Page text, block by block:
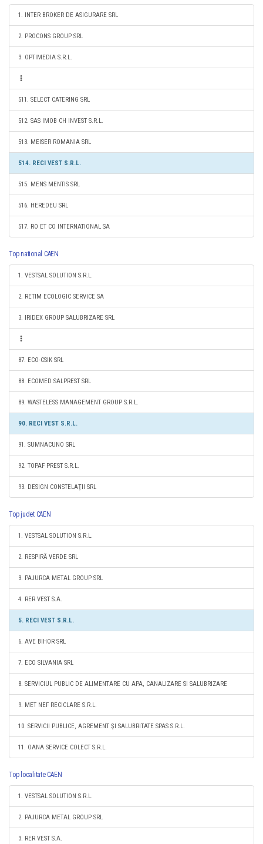
1. INTER BROKER DE ASIGURARE SRL
2. PROCONS GROUP SRL
3. OPTIMEDIA S.R.L.
511. SELECT CATERING SRL
512. SAS IMOB CH INVEST S.R.L.
513. MEISER ROMANIA SRL
514. RECI VEST S.R.L.
515. MENS MENTIS SRL
516. HEREDEU SRL
517. RO ET CO INTERNATIONAL SA
Top national CAEN
1. VESTSAL SOLUTION S.R.L.
2. RETIM ECOLOGIC SERVICE SA
3. IRIDEX GROUP SALUBRIZARE SRL
87. ECO-CSIK SRL
88. ECOMED SALPREST SRL
89. WASTELESS MANAGEMENT GROUP S.R.L.
90. RECI VEST S.R.L.
91. SUMNACUNO SRL
92. TOPAF PREST S.R.L.
93. DESIGN CONSTELAŢII SRL
Top judet CAEN
1. VESTSAL SOLUTION S.R.L.
2. RESPIRĂ VERDE SRL
3. PAJURCA METAL GROUP SRL
4. RER VEST S.A.
5. RECI VEST S.R.L.
6. AVE BIHOR SRL
7. ECO SILVANIA SRL
8. SERVICIUL PUBLIC DE ALIMENTARE CU APA, CANALIZARE SI SALUBRIZARE
9. MET NEF RECICLARE S.R.L.
10. SERVICII PUBLICE, AGREMENT ŞI SALUBRITATE SPAS S.R.L.
11. OANA SERVICE COLECT S.R.L.
Top localitate CAEN
1. VESTSAL SOLUTION S.R.L.
2. PAJURCA METAL GROUP SRL
3. RER VEST S.A.